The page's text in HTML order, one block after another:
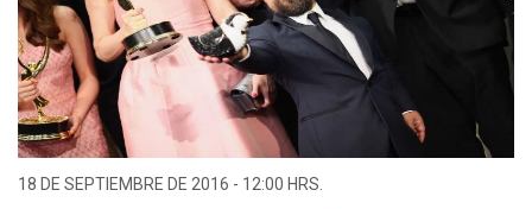
18 DE SEPTIEMBRE DE 2016 - 12:00 HRS.